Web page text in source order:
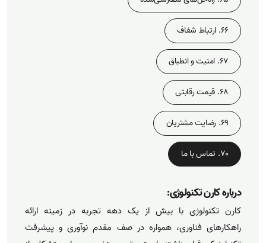
66. ارتباط شفاف
67. امنیت و انطباق
68. قیمت رقابتی
69. رضایت مشتریان
70. تماس با ما
درباره کارن تکنولوژی:
کارن تکنولوژی با بیش از یک دهه تجربه در زمینه ارائه
راهکارهای فناوری، همواره در صف مقدم نوآوری و پیشرفت